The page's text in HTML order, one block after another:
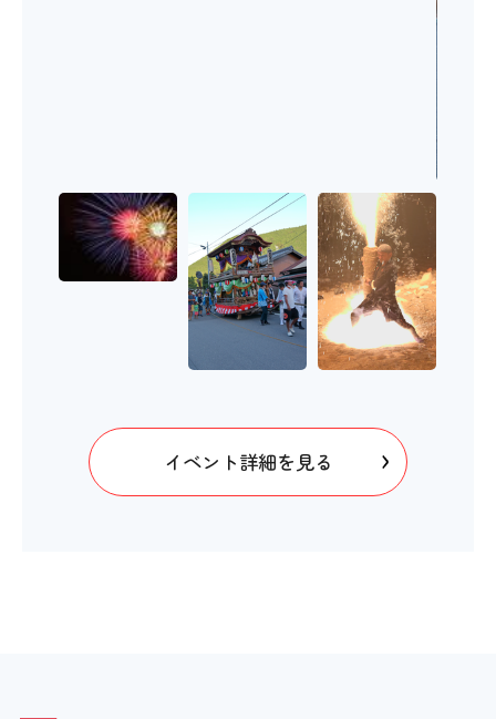
イベント詳細を見る